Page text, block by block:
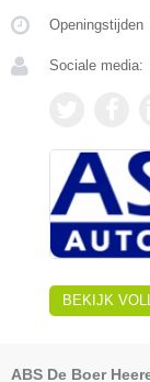
Openingstijden
Sociale media:
BEKIJK
ABS De Boer